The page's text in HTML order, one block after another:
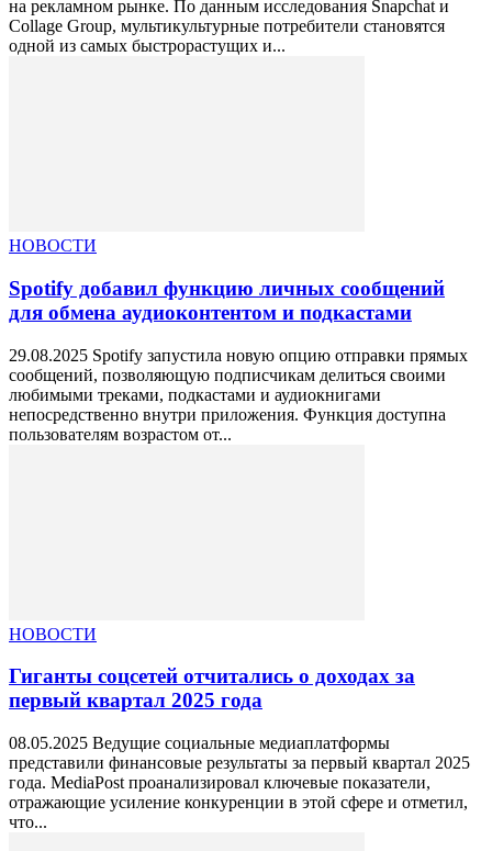
на рекламном рынке. По данным исследования Snapchat и
Collage Group, мультикультурные потребители становятся
одной из самых быстрорастущих и...
НОВОСТИ
Spotify добавил функцию личных сообщений
для обмена аудиоконтентом и подкастами
29.08.2025 Spotify запустила новую опцию отправки прямых
сообщений, позволяющую подписчикам делиться своими
любимыми треками, подкастами и аудиокнигами
непосредственно внутри приложения. Функция доступна
пользователям возрастом от...
НОВОСТИ
Гиганты соцсетей отчитались о доходах за
первый квартал 2025 года
08.05.2025 Ведущие социальные медиаплатформы
представили финансовые результаты за первый квартал 2025
года. MediaPost проанализировал ключевые показатели,
отражающие усиление конкуренции в этой сфере и отметил,
что...